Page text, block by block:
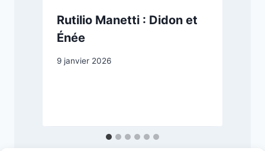
Rutilio Manetti : Didon et
Énée
9 janvier 2026